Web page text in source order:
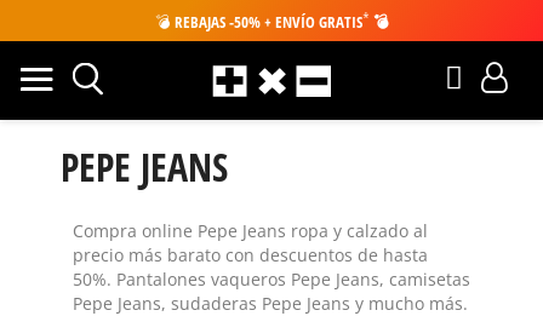
💣 REBAJAS -50% + ENVÍO GRATIS* 💣
PEPE JEANS
Compra online Pepe Jeans ropa y calzado al
precio más barato con descuentos de hasta
50%. Pantalones vaqueros Pepe Jeans, camisetas
Pepe Jeans, sudaderas Pepe Jeans y mucho más.